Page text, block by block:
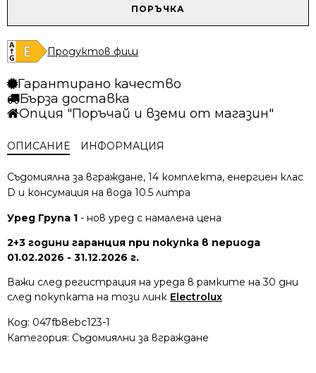
Electrolux
EES48200L
ПОРЪЧКА
Продуктов фиш
Гарантирано качество
Бърза доставка
Опция "Поръчай и вземи от магазин"
ОПИСАНИЕ ИНФОРМАЦИЯ
Съдомиялна за вграждане, 14 комплекта, енергиен клас
D и консумация на вода 10.5 литра
Уред Група 1 - нов уред с намалена цена
2+3 години гаранция при покупка в периода
01.02.2026 - 31.12.2026 г.
Важи след регистрация на уреда в рамките на 30 дни
след покупката на този линк Electrolux
Код: 047fb8ebc123-1
Категория: Съдомиялни за вграждане